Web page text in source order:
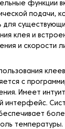
функции
подачи,
для
клея и
и скорости
с
Имеет
интерфейс.
температуры.